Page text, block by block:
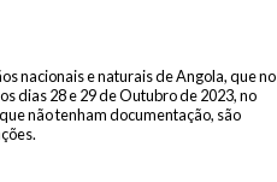
nacionais e naturais de Angola, que no
dias 28 e 29 de Outubro de 2023, no
não tenham documentação, são